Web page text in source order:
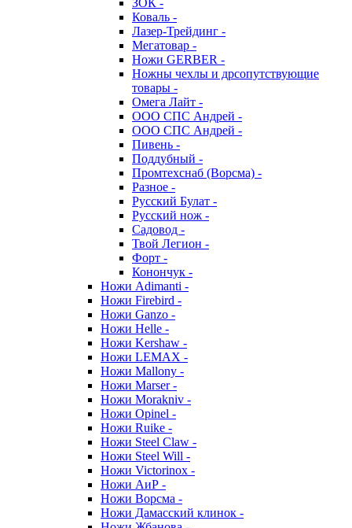
ЗОК -
Коваль -
Лазер-Трейдинг -
Мегатовар -
Ножи GERBER -
Ножны чехлы и дрсопутствующие
товары -
Омега Лайт -
ООО СПС Андрей -
ООО СПС Андрей -
Пивень -
Поддубный -
Промтехснаб (Ворсма) -
Разное -
Русский Булат -
Русский нож -
Садовод -
Твой Легион -
Форт -
Конончук -
Ножи Adimanti -
Ножи Firebird -
Ножи Ganzo -
Ножи Helle -
Ножи Kershaw -
Ножи LEMAX -
Ножи Mallony -
Ножи Marser -
Ножи Morakniv -
Ножи Opinel -
Ножи Ruike -
Ножи Steel Claw -
Ножи Steel Will -
Ножи Victorinox -
Ножи АиР -
Ножи Ворсма -
Ножи Дамасский клинок -